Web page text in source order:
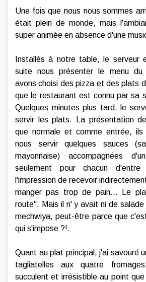
Une fois que nous nous sommes
était plein de monde, mais
super animée en absence d'une
Installés à notre table, le serveur
suite nous présenter le menu du
avons choisi des pizza et des plats
que le restaurant est connu par sa
Quelques minutes plus tard, le
servir les plats. La présentation
que normale et comme entrée,
nous servir quelques sauces
mayonnaise) accompagnées
seulement pour chacun
l'impression de recevoir
manger pas trop de pain... Le
route". Mais il n' y avait ni de
mechwiya, peut-être parce que
qui s'impose ?!.
Quant au plat principal, j'ai savouré
tagliatelles aux quatre
succulent et irrésistible au point